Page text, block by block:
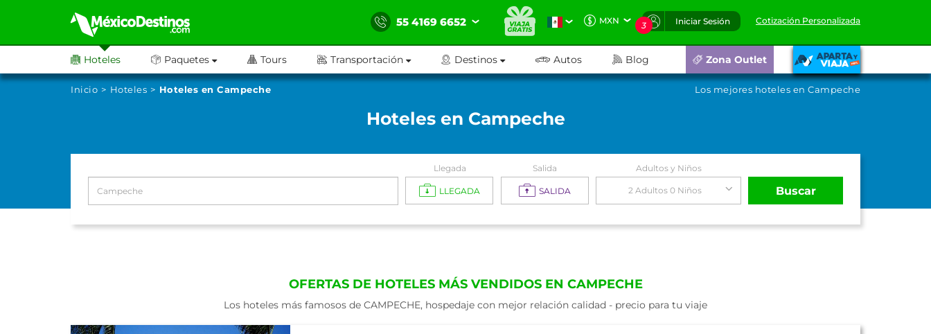
55 4169 6652 MXN 3 Iniciar Sesión Cotización Personalizada
Hoteles Paquetes Tours Transportación Destinos Autos Blog Zona Outlet
Inicio Hoteles Hoteles en Campeche Los mejores hoteles en Campeche
Hoteles en Campeche
Llegada
LLEGADA
Salida
SALIDA
Adultos y Niños
2 Adultos 0 Niños Buscar
OFERTAS DE HOTELES MÁS VENDIDOS EN CAMPECHE
Los hoteles más famosos de CAMPECHE, hospedaje con mejor relación calidad - precio para tu viaje